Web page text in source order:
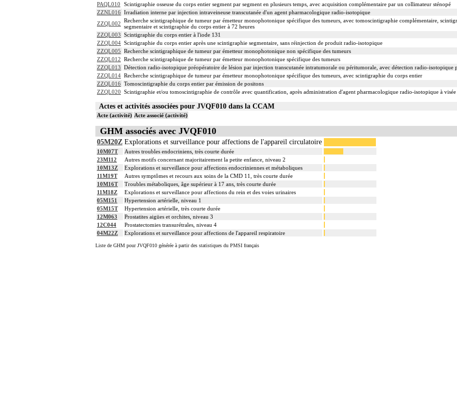
PAQL010
Scintigraphie osseuse du corps entier segment par segment en plusieurs temps, avec acquisition complémentaire par un collimateur sténopé
ZZNL016 Irradiation interne par injection intraveineuse transcutanée d'un agent pharmacologique radio-isotopique
ZZQL002 Recherche scintigraphique de tumeur par émetteur monophotonique spécifique des tumeurs, avec tomoscintigraphie complémentaire,
segmentaire et scintigraphie du corps entier à 72 heures
ZZQL003 Scintigraphie du corps entier à l'iode 131
ZZQL004 Scintigraphie du corps entier après une scintigraphie segmentaire, sans réinjection de produit radio-isotopique
ZZQL005 Recherche scintigraphique de tumeur par émetteur monophotonique non spécifique des tumeurs
ZZQL012 Recherche scintigraphique de tumeur par émetteur monophotonique spécifique des tumeurs
ZZQL013 Détection radio-isotopique préopératoire de lésion par injection transcutanée intratumorale ou péritumorale, avec détection radio-isotopique
ZZQL014 Recherche scintigraphique de tumeur par émetteur monophotonique spécifique des tumeurs, avec scintigraphie du corps entier
ZZQL016 Tomoscintigraphie du corps entier par émission de positons
ZZQL020 Scintigraphie et/ou tomoscintigraphie de contrôle avec quantification, après administration d'agent pharmacologique radio-isotopique à
Actes et activités associées pour JVQF010 dans la CCAM
Acte (activité) Acte associé (activité)
GHM associés avec JVQF010
05M20Z Explorations et surveillance pour affections de l'appareil circulatoire
10M07T
Autres troubles endocriniens, très courte durée
23M112
Autres motifs concernant majoritairement la petite enfance, niveau 2
10M13Z
Explorations et surveillance pour affections endocriniennes et métaboliques
11M19T
Autres symptômes et recours aux soins de la CMD 11, très courte durée
10M16T
Troubles métaboliques, âge supérieur à 17 ans, très courte durée
11M18Z
Explorations et surveillance pour affections du rein et des voies urinaires
05M151
Hypertension artérielle, niveau 1
05M15T
Hypertension artérielle, très courte durée
12M063
Prostatites aigües et orchites, niveau 3
12C044
Prostatectomies transurétrales, niveau 4
04M22Z
Explorations et surveillance pour affections de l'appareil respiratoire
Liste de GHM pour JVQF010 générée à partir des statistiques du PMSI français